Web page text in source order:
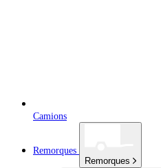
Camions
Remorques
Remorques